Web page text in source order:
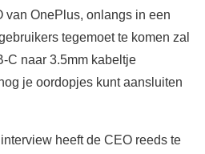
van OnePlus, onlangs in een
tegemoet te komen zal
C naar 3.5mm kabeltje
je oordopjes kunt aansluiten
heeft de CEO reeds te